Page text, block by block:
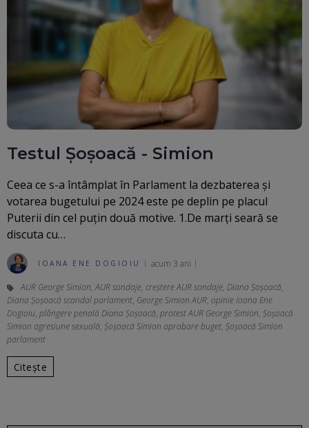
Testul Șoșoacă - Simion
Ceea ce s-a întâmplat în Parlament la dezbaterea și
votarea bugetului pe 2024 este pe deplin pe placul
Puterii din cel puțin două motive. 1.De marți seară se
discuta cu…
IOANA ENE DOGIOIU acum 3 ani
AUR George Simion,AUR sondaje, creștere AUR sondaje, Diana Șoșoacă,
Diana Șoșoacă scandal parlament, George Simion AUR, opinie Ioana Ene
Dogioiu, plângere penală Diana Șoșoacă, protest AUR George Simion, Șoșoacă
Simion agresiune sexuală, Șoșoacă Simion aprobare buget, Șoșoacă Simion
parlament
Citește